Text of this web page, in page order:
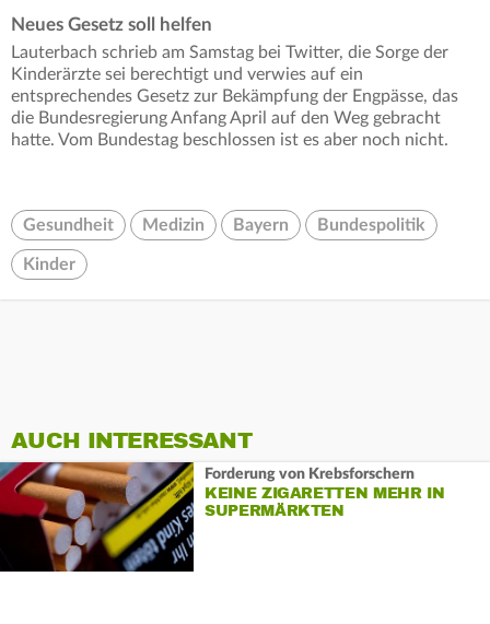
Neues Gesetz soll helfen
Lauterbach schrieb am Samstag bei Twitter, die Sorge der
Kinderärzte sei berechtigt und verwies auf ein
entsprechendes Gesetz zur Bekämpfung der Engpässe, das
die Bundesregierung Anfang April auf den Weg gebracht
hatte. Vom Bundestag beschlossen ist es aber noch nicht.
Gesundheit Medizin Bayern Bundespolitik
Kinder
AUCH INTERESSANT
Forderung von Krebsforschern
KEINE ZIGARETTEN MEHR IN
SUPERMÄRKTEN